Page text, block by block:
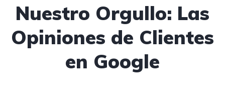
Nuestro Orgullo: Las
Opiniones de Clientes
en Google